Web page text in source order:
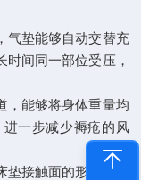
垫能够自动交替充
间同一部位受压，
能够将身体重量均
一步减少褥疮的风
接触面的形状和硬